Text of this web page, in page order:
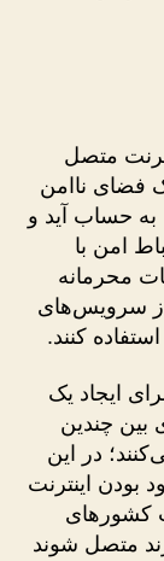
متصل
فضای ناامن
به حساب ‌آید و
امن با
محرمانه
از سرویس‌های
استفاده کنند.
ایجاد یک
چندین
در این
بودن اینترنت
کشورهای
متصل شوند